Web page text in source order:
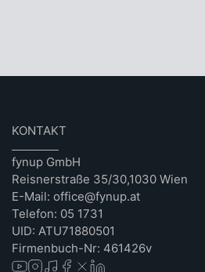
KONTAKT
fynup GmbH
Reisnerstraße 35/30,1030 Wien
E-Mail: office@fynup.at
Telefon: 05 1731
UID: ATU71880501
Firmenbuch-Nr: 461426v